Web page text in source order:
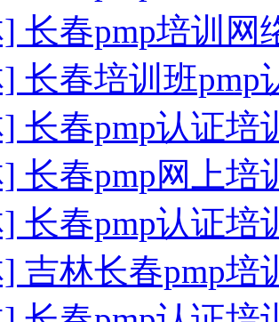
长春pmp培训网
长春培训班pmp
长春pmp认证培
长春pmp网上培
长春pmp认证培
吉林长春pmp培